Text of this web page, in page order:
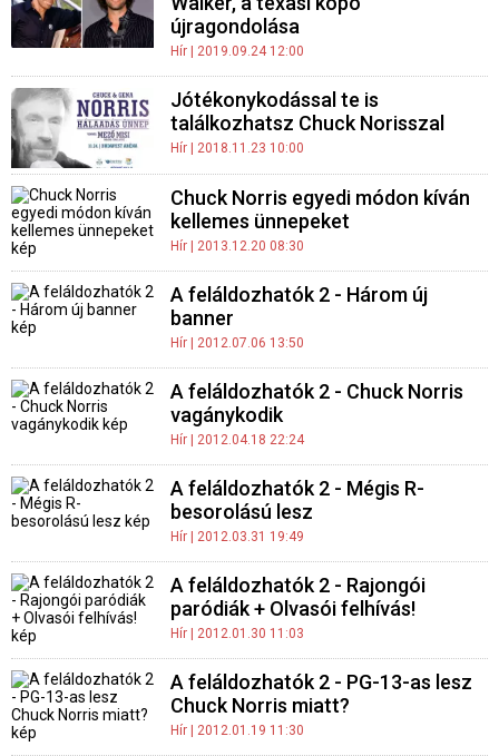
újragondolása
Hír | 2019.09.24 12:00
Jótékonykodással te is
találkozhatsz Chuck Norisszal
Hír | 2018.11.23 10:00
Chuck Norris egyedi módon kíván
kellemes ünnepeket
Hír | 2013.12.20 08:30
A feláldozhatók 2 - Három új
banner
Hír | 2012.07.06 13:50
A feláldozhatók 2 - Chuck Norris
vagánykodik
Hír | 2012.04.18 22:24
A feláldozhatók 2 - Mégis R-
besorolású lesz
Hír | 2012.03.31 19:49
A feláldozhatók 2 - Rajongói
paródiák + Olvasói felhívás!
Hír | 2012.01.30 11:03
A feláldozhatók 2 - PG-13-as lesz
Chuck Norris miatt?
Hír | 2012.01.19 11:30